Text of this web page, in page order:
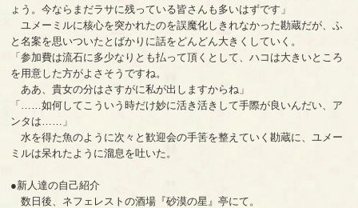
ょう。今ならまだラサに残っている皆さんも多いはずです」
ユメーミルに核心を突かれたのを誤魔化しきれなかった勘蔵だが、ふ
と名案を思いついたとばかりに話をどんどん大きくしていく。
「参加費は流石に多少なりとも払って頂くとして、ハコは大きいところ
を用意した方がよさそうですね。
ああ、貴女の分はさすがに私が出しますからね」
「……如何してこういう時だけ妙に活き活きして手際が良いんだい、ア
ンタは……」
水を得た魚のように次々と歓迎会の手筈を整えていく勘蔵に、ユメー
ミルは呆れたように溜息を吐いた。
●新人達の自己紹介
数日後、ネフェレストの酒場『砂漠の星』亭にて。